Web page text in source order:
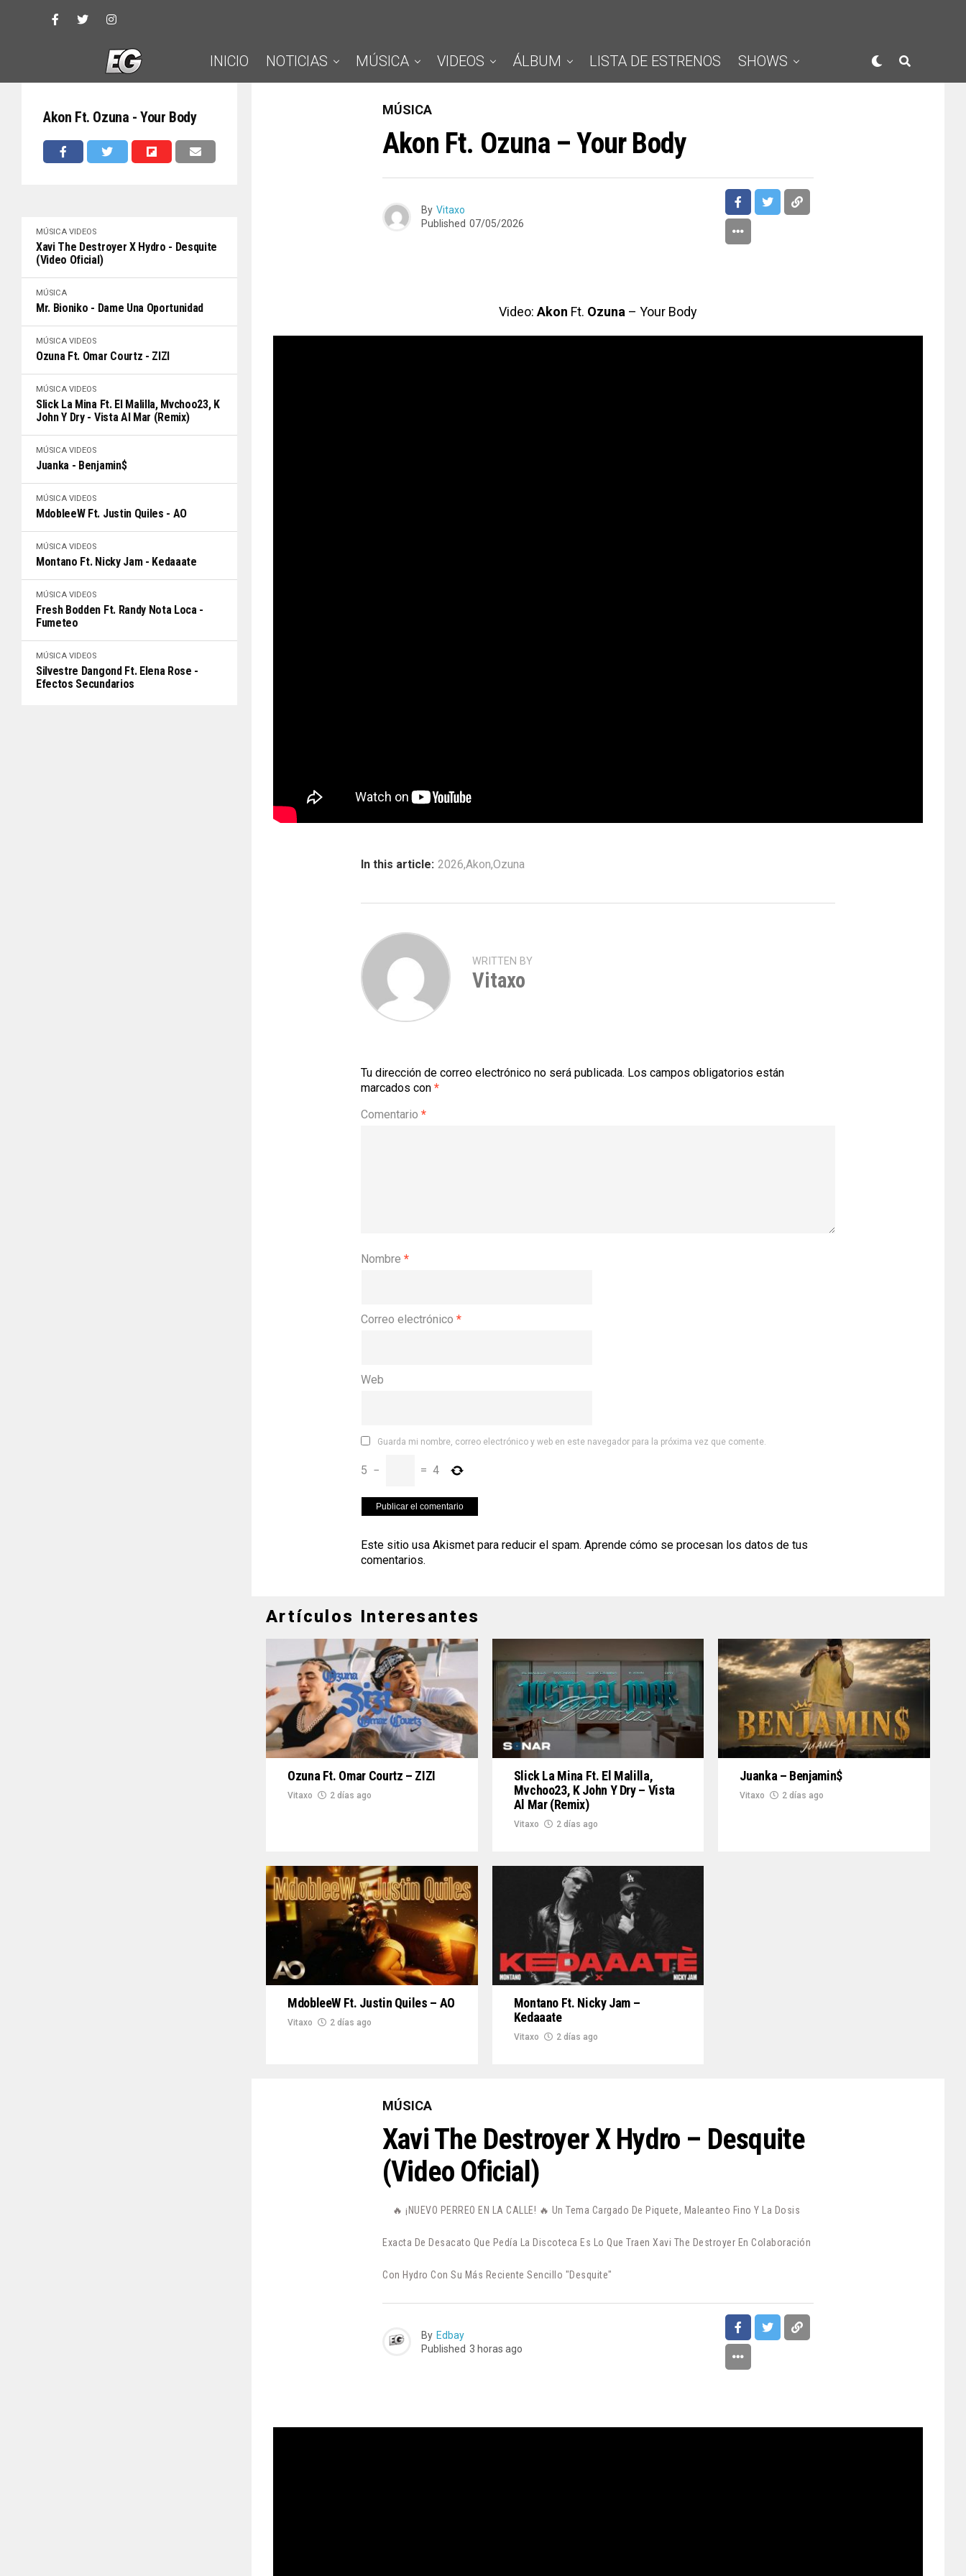
INICIO NOTICIAS MÚSICA VIDEOS ÁLBUM LISTA DE ESTRENOS SHOWS
Akon Ft. Ozuna - Your Body
MÚSICA VIDEOS
Xavi The Destroyer X Hydro - Desquite
(Video Oficial)
MÚSICA
Mr. Bioniko - Dame Una Oportunidad
MÚSICA VIDEOS
Ozuna Ft. Omar Courtz - ZIZI
MÚSICA VIDEOS
Slick La Mina Ft. El Malilla, Mvchoo23, K
John Y Dry - Vista Al Mar (Remix)
MÚSICA VIDEOS
Juanka - Benjamin$
MÚSICA VIDEOS
MdobleeW Ft. Justin Quiles - AO
MÚSICA VIDEOS
Montano Ft. Nicky Jam - Kedaaate
MÚSICA VIDEOS
Fresh Bodden Ft. Randy Nota Loca -
Fumeteo
MÚSICA VIDEOS
Silvestre Dangond Ft. Elena Rose -
Efectos Secundarios
MÚSICA
Akon Ft. Ozuna – Your Body
By Vitaxo
Published 07/05/2026
Video: Akon Ft. Ozuna – Your Body
In this article: 2026,Akon,Ozuna
WRITTEN BY
Vitaxo
Tu dirección de correo electrónico no será publicada. Los campos obligatorios están
marcados con *
Comentario *
Nombre *
Correo electrónico *
Web
Guarda mi nombre, correo electrónico y web en este navegador para la próxima vez que comente.
5 − = 4
Este sitio usa Akismet para reducir el spam. Aprende cómo se procesan los datos de tus
comentarios.
Artículos Interesantes
Ozuna Ft. Omar Courtz – ZIZI
Vitaxo 2 días ago
Slick La Mina Ft. El Malilla,
Mvchoo23, K John Y Dry – Vista
Al Mar (Remix)
Vitaxo 2 días ago
Juanka – Benjamin$
Vitaxo 2 días ago
MdobleeW Ft. Justin Quiles – AO
Vitaxo 2 días ago
Montano Ft. Nicky Jam –
Kedaaate
Vitaxo 2 días ago
MÚSICA
Xavi The Destroyer X Hydro – Desquite
(Video Oficial)
🔥 ¡NUEVO PERREO EN LA CALLE! 🔥 Un Tema Cargado De Piquete, Maleanteo Fino Y La Dosis
Exacta De Desacato Que Pedía La Discoteca Es Lo Que Traen Xavi The Destroyer En Colaboración
Con Hydro Con Su Más Reciente Sencillo "Desquite"
By Edbay
Published 3 horas ago